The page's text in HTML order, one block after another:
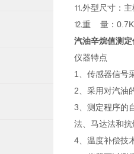
⒒外型尺寸：主
⒓重 量：
汽油辛烷值测定
仪器特点
1、传感器信号
2、采用对汽油
3、测定程序的
法、马达法和
4、温度补偿技